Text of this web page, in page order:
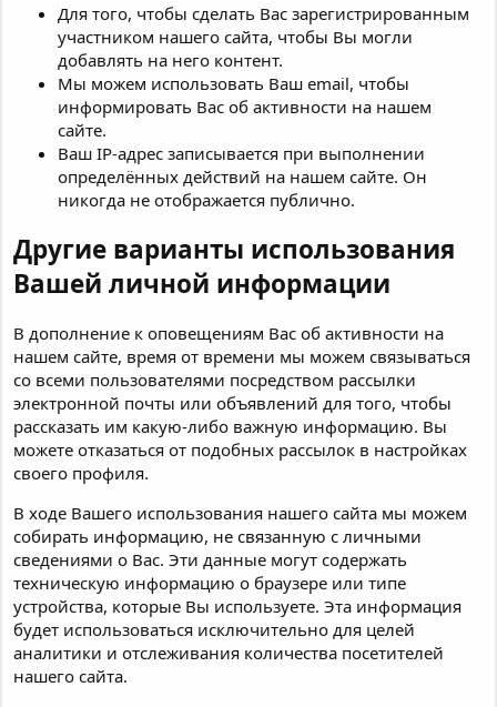
Для того, чтобы сделать Вас зарегистрированным
участником нашего сайта, чтобы Вы могли
добавлять на него контент.
Мы можем использовать Ваш email, чтобы
информировать Вас об активности на нашем
сайте.
Ваш IP-адрес записывается при выполнении
определённых действий на нашем сайте. Он
никогда не отображается публично.
Другие варианты использования
Вашей личной информации
В дополнение к оповещениям Вас об активности на
нашем сайте, время от времени мы можем связываться
со всеми пользователями посредством рассылки
электронной почты или объявлений для того, чтобы
рассказать им какую-либо важную информацию. Вы
можете отказаться от подобных рассылок в настройках
своего профиля.
В ходе Вашего использования нашего сайта мы можем
собирать информацию, не связанную с личными
сведениями о Вас. Эти данные могут содержать
техническую информацию о браузере или типе
устройства, которые Вы используете. Эта информация
будет использоваться исключительно для целей
аналитики и отслеживания количества посетителей
нашего сайта.